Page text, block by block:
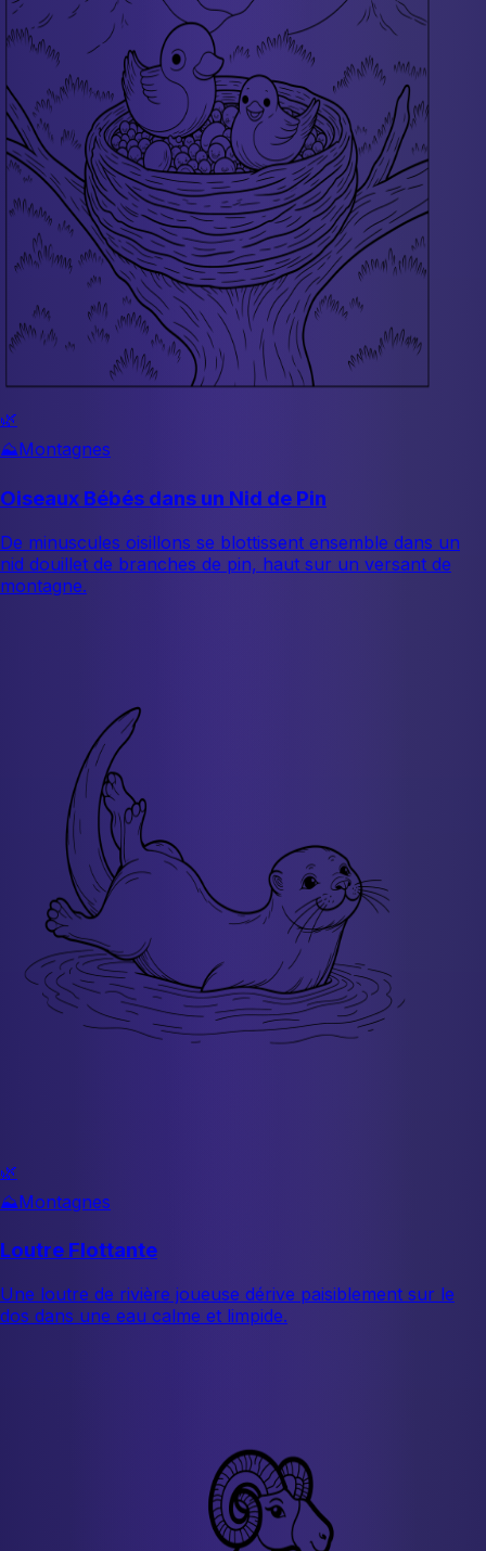
🌿
⛰️Montagnes
Oiseaux Bébés dans un Nid de Pin
De minuscules oisillons se blottissent ensemble dans un
nid douillet de branches de pin, haut sur un versant de
montagne.
🌿
⛰️Montagnes
Loutre Flottante
Une loutre de rivière joueuse dérive paisiblement sur le
dos dans une eau calme et limpide.